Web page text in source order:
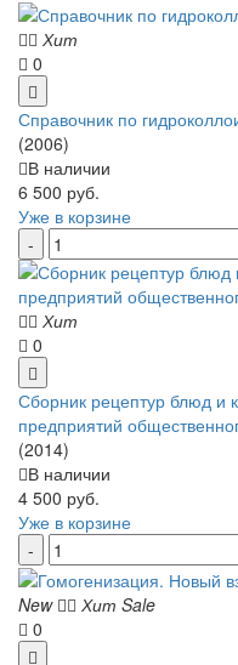
Хит
0
Справочник по
(2006)
В наличии
6 500 руб.
Уже в корзине
Хит
0
Сборник рецептур блюд и
предприятий
(2014)
В наличии
4 500 руб.
Уже в корзине
New Хит Sale
0